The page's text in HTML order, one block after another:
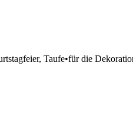
Taufe•für die